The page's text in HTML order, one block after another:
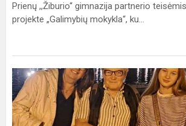
Prienų ,,Žiburio‘‘ gimnazija partnerio
projekte „Galimybių mokykla“, ku...
ERASMUS+
ILGALAIKIS
MOKINIŲ
MOBILUMAS